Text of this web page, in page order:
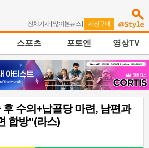
전체기사| 많이본뉴스 | 사진구매
스포츠 포토엔 영상TV
후 수의+납골당 마련, 남편과
합방”(라스)